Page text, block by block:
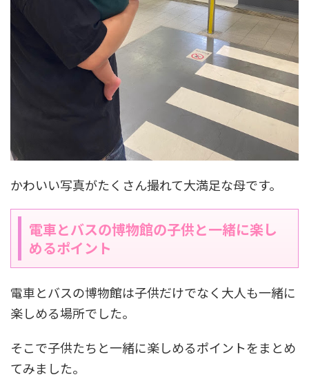
かわいい写真がたくさん撮れて大満足な母です。
電車とバスの博物館の子供と一緒に楽し
めるポイント
電車とバスの博物館は子供だけでなく大人も一緒に
楽しめる場所でした。
そこで子供たちと一緒に楽しめるポイントをまとめ
てみました。